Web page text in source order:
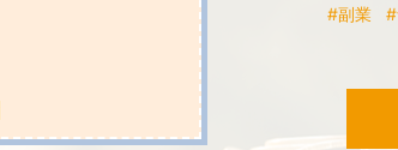
#副業